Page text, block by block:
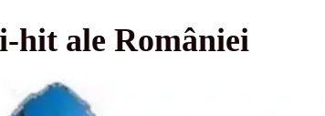
hit ale României